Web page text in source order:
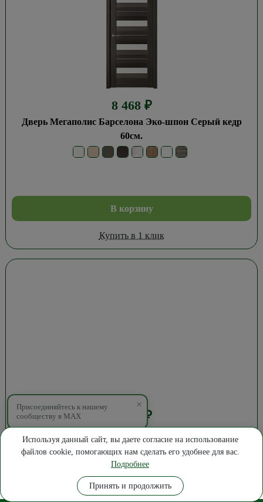
8 468 ₽
Дверь Мегаполис Барселона Эко-шпон Серый кедр
60см.
В корзину
Купить в 1 клик
₽
60см.
×
Присоединяйтесь к нашему
сообществу в MAX
Замер Позвонить
Используя данный сайт, вы даете согласие на использование
файлов cookie, помогающих нам сделать его удобнее для вас.
Подробнее
Принять и продолжить